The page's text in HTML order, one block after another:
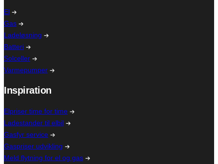
El
Gas
Ladeløsning
Batteri
Solceller
Varmepumper
Inspiration
Elpriser time for time
Ladestander til elbil
Gasfyr service
Gaspriser udvikling
Meld flytning for el og gas